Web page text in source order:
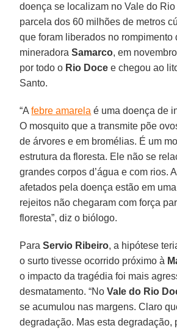
doença se localizam no Vale do
parcela dos 60 milhões de metros
que foram liberados no rompimento
mineradoraSamarco, em
por todo o Rio Doce e chegou ao
Santo.
“Afebre amarela é uma doença de
O mosquito que a transmite põe
de árvores e em bromélias. É um
estrutura da floresta. Ele não se
grandes corpos d’água e com rios.
afetados pela doença estão em
rejeitos não chegaram com força
floresta”, diz o biólogo.
ParaServio Ribeiro, a hipótese
o surto tivesse ocorrido próximo à
o impacto da tragédia foi mais
desmatamento. “NoVale do Rio
se acumulou nas margens. Claro
degradação. Mas esta degradação,